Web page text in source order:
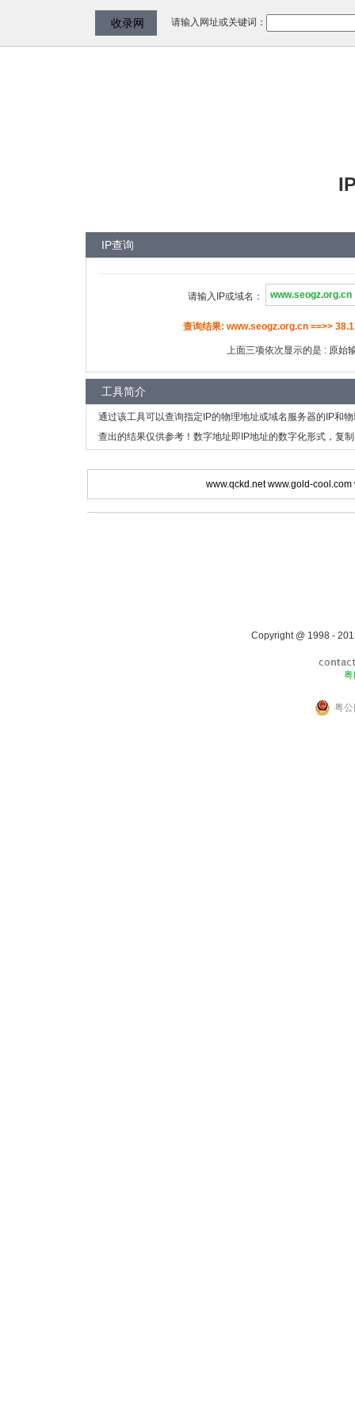
收录网 请输入网址或关键词：
IP查询
请输入IP或域名：
查询结果: www.seogz.org.cn ==>>
上面三项依次显示的是 : 原始
工具简介
通过该工具可以查询指定IP的物理地址或域名服务器的IP和
查出的结果仅供参考！数字地址即IP地址的数字化形式，复
www.qckd.net www.gold-cool.com
Copyright @ 1998 -
粤